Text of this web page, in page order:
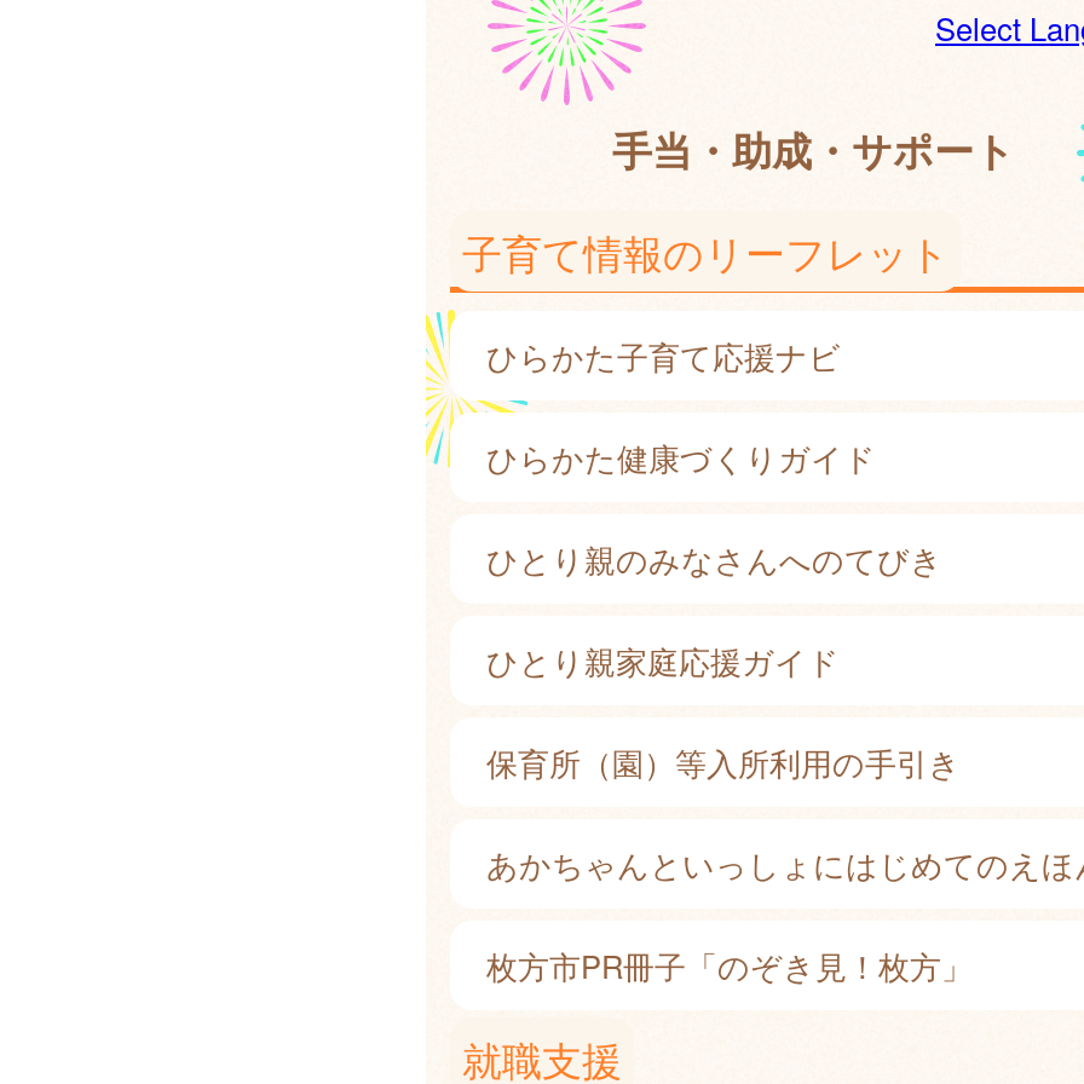
Select
手当・助成・サポート
子育て情報のリーフレット
ひらかた子育て応援ナビ
ひらかた健康づくりガイド
ひとり親のみなさんへのてびき
ひとり親家庭応援ガイド
保育所（園）等入所利用の手引き
あかちゃんといっしょにはじめてのえほ
枚方市PR冊子「のぞき見！枚方」
就職支援